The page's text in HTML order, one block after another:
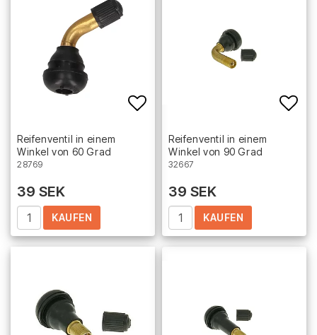
Add to list of favorites
Reifenventil in einem
Winkel von 60 Grad
28769
39 SEK
KAUFEN
Reifenventil in einem
Winkel von 90 Grad
32667
39 SEK
KAUFEN